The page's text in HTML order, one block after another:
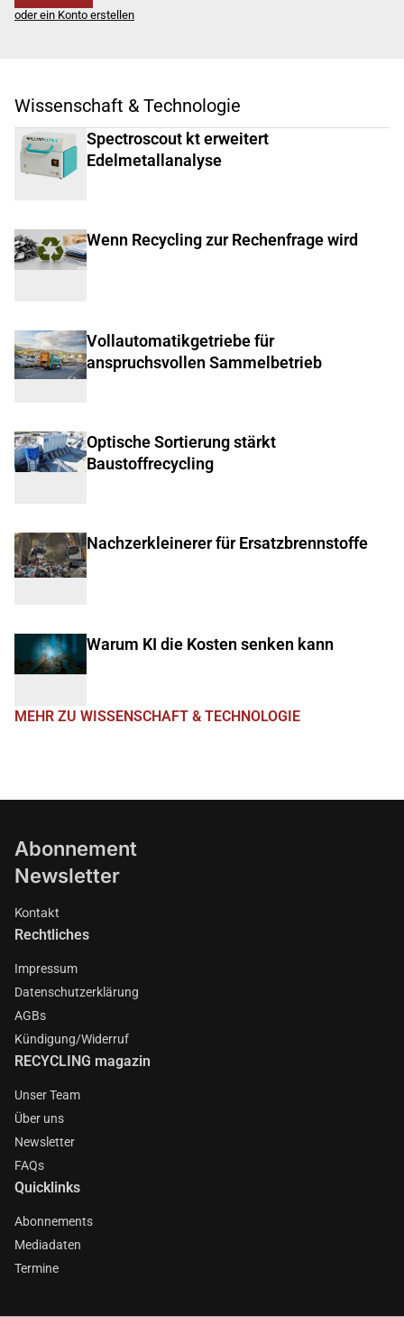
oder ein Konto erstellen
Wissenschaft & Technologie
Spectroscout kt erweitert
Edelmetallanalyse
Wenn Recycling zur Rechenfrage wird
Vollautomatikgetriebe für
anspruchsvollen Sammelbetrieb
Optische Sortierung stärkt
Baustoffrecycling
Nachzerkleinerer für Ersatzbrennstoffe
Warum KI die Kosten senken kann
MEHR ZU WISSENSCHAFT & TECHNOLOGIE
Abonnement
Newsletter
Kontakt
Rechtliches
Impressum
Datenschutzerklärung
AGBs
Kündigung/Widerruf
RECYCLING magazin
Unser Team
Über uns
Newsletter
FAQs
Quicklinks
Abonnements
Mediadaten
Termine